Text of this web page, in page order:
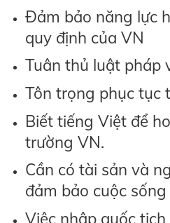
Đảm bảo năng lực
quy định của VN
Tuân thủ luật pháp
Tôn trọng phục tục
Biết tiếng Việt để
trường VN.
Cần có tài sản và
đảm bảo cuộc
Việc nhập quốc